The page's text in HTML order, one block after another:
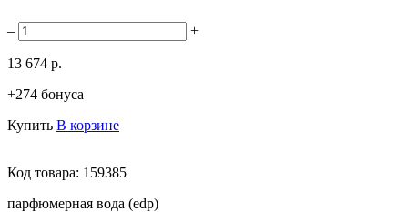
– +
13 674 р.
+274 бонуса
Купить В корзине
Код товара: 159385
парфюмерная вода (edp)